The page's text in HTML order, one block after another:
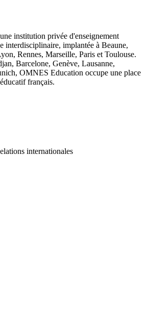
institution privée d'enseignement
interdisciplinaire, implantée à Beaune,
Rennes, Marseille, Paris et Toulouse.
Barcelone, Genève, Lausanne,
OMNES Education occupe une place
français.
internationales